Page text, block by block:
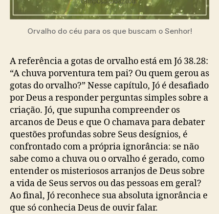
Orvalho do céu para os que buscam o Senhor!
A referência a gotas de orvalho está em Jó 38.28:
“A chuva porventura tem pai? Ou quem gerou as
gotas do orvalho?” Nesse capítulo, Jó é desafiado
por Deus a responder perguntas simples sobre a
criação. Jó, que supunha compreender os
arcanos de Deus e que O chamava para debater
questões profundas sobre Seus desígnios, é
confrontado com a própria ignorância: se não
sabe como a chuva ou o orvalho é gerado, como
entender os misteriosos arranjos de Deus sobre
a vida de Seus servos ou das pessoas em geral?
Ao final, Jó reconhece sua absoluta ignorância e
que só conhecia Deus de ouvir falar.